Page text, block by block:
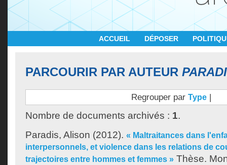
ACCUEIL DÉPOSER
PARCOURIR PAR AUTEUR
Regrouper par Type |
Nombre de documents archivés : 1.
Paradis, Alison (2012). « Maltraitances dans
interpersonnels, et violence dans les relations de
trajectoires entre hommes et femmes » Thèse.